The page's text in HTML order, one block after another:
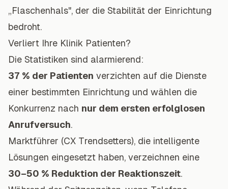
„Flaschenhals", der die Stabilität der Einrichtung
bedroht.
Verliert Ihre Klinik Patienten?
Die Statistiken sind alarmierend:
37 % der Patienten verzichten auf die Dienste
einer bestimmten Einrichtung und wählen die
Konkurrenz nach nur dem ersten erfolglosen
Anrufversuch.
Marktführer (CX Trendsetters), die intelligente
Lösungen eingesetzt haben, verzeichnen eine
30–50 % Reduktion der Reaktionszeit.